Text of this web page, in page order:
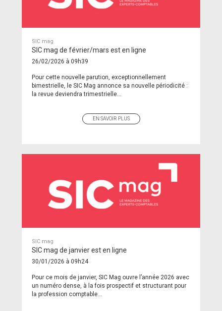
SIC mag
SIC mag de février/mars est en ligne
26/02/2026 à 09h39
Pour cette nouvelle parution, exceptionnellement
bimestrielle, le SIC Mag annonce sa nouvelle périodicité :
la revue deviendra trimestrielle...
EN SAVOIR PLUS
SIC mag
SIC mag de janvier est en ligne
30/01/2026 à 09h24
Pour ce mois de janvier, SIC Mag ouvre l’année 2026 avec
un numéro dense, à la fois prospectif et structurant pour
la profession comptable...